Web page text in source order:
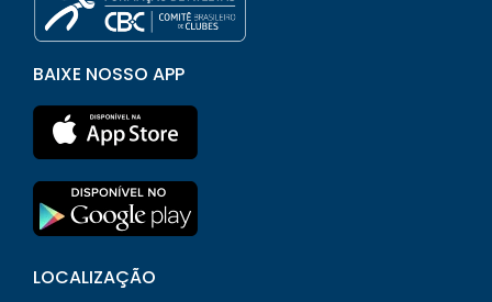
BAIXE NOSSO APP
LOCALIZAÇÃO